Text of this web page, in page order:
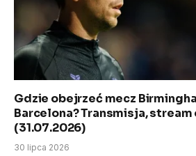
Gdzie obejrzeć mecz
Barcelona? Transmisja, stream
(31.07.2026)
30 lipca 2026